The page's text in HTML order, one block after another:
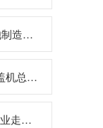
直线电机在SMT贴装、锂电池制造行业的应用介绍
基于禾川Q1 PAC的跟随式旋盖机总线解决方案
专注高精密测量，助推直驱行业走向蓝海